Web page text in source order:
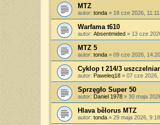
MTZ
autor: tonda » 18 cze 2026, 11:11
Warfama t610
autor: Absentmided » 13 cze
MTZ 5
autor: tonda » 09 cze 2026, 14:20
Cyklop t 214/3
autor: Paweleq18 » 07 cze 2026,
Sprzęgło Super 50
autor: Daniel 1978 » 30 maja
Hlava bělorus MTZ
autor: tonda » 29 maja 2026, 9:18